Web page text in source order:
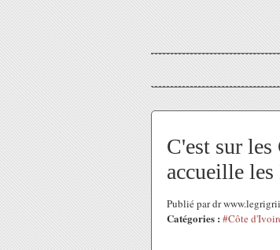
C'est sur
accueille
Publié par dr
Catégories : #Côte